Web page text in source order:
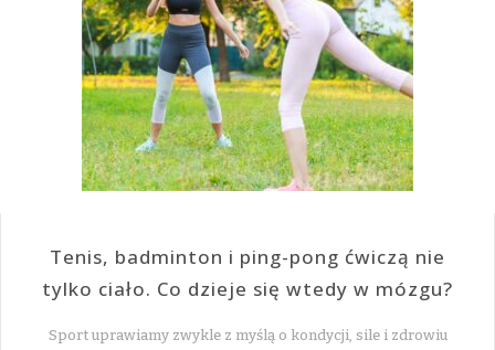
Tenis, badminton i ping-pong ćwiczą nie
tylko ciało. Co dzieje się wtedy w mózgu?
Sport uprawiamy zwykle z myślą o kondycji, sile i zdrowiu